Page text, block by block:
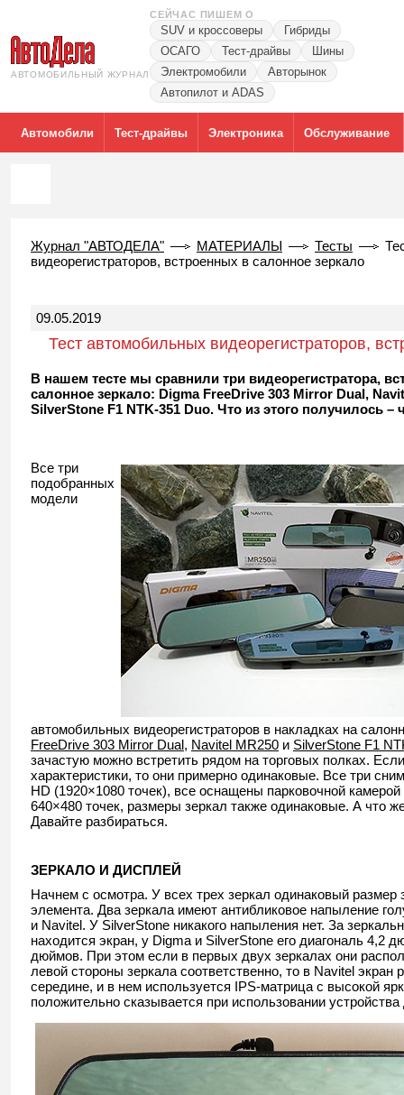
АВТОМОБИЛЬНЫЙ ЖУРНАЛ
СЕЙЧАС ПИШЕМ О
SUV и кроссоверы
Гибриды
ОСАГО
Тест-драйвы
Шины
Электромобили
Авторынок
Автопилот и ADAS
Автомобили Тест-драйвы Электроника Обслуживание
Журнал "АВТОДЕЛА" МАТЕРИАЛЫ Тесты
видеорегистраторов, встроенных в салонное зеркало
09.05.2019
Тест автомобильных видеорегистраторов,
В нашем тесте мы сравнили три видеорегистратора,
салонное зеркало: Digma FreeDrive 303 Mirror Dual,
SilverStone F1 NTK-351 Duo. Что из этого получилось –
Все три
подобранных
модели
автомобильных видеорегистраторов в накладках на
FreeDrive 303 Mirror Dual, Navitel MR250 и SilverStone F1
зачастую можно встретить рядом на торговых полках.
характеристики, то они примерно одинаковые. Все три
HD (1920×1080 точек), все оснащены парковочной
640×480 точек, размеры зеркал также одинаковые. А что
Давайте разбираться.
ЗЕРКАЛО И ДИСПЛЕЙ
Начнем с осмотра. У всех трех зеркал одинаковый размер
элемента. Два зеркала имеют антибликовое напыление
и Navitel. У SilverStone никакого напыления нет. За
находится экран, у Digma и SilverStone его диагональ 4,2
дюймов. При этом если в первых двух зеркалах они
левой стороны зеркала соответственно, то в Navitel экран
середине, и в нем используется IPS-матрица с высокой
положительно сказывается при использовании